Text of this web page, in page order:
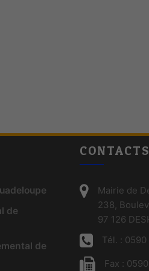
de
de
CONTACTS
Mairie de
238,
97 126
Tél. :
Fax :